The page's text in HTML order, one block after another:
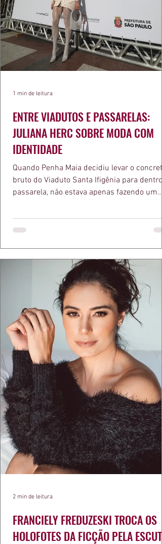
ENTRE VIADUTOS E PASSARELAS:
JULIANA HERC SOBRE MODA COM
IDENTIDADE
Quando Penha Maia decidiu levar o concreto
bruto do Viaduto Santa Ifigênia para dentro
passarela, não estava apenas fazendo um
a apresentadora e influenciadora Juliana
defende há tempos, o de que moda
estruturas geométricas, volumes
aquele concreto aparente típico da
arquitetura paulistana em peças de vestir,
1 min de leitura
FRANCIELY FREDUZESKI TROCA OS
HOLOFOTES DA FICÇÃO PELA ESCUTA
2 min de leitura